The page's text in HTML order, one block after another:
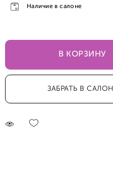
Наличие в салоне
В КОРЗИНУ
ЗАБРАТЬ В